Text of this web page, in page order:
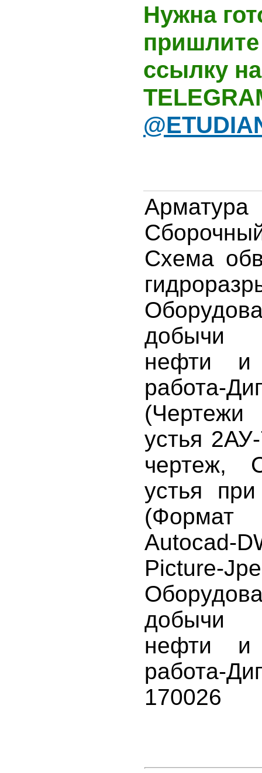
Нужна
ссылку
Схема
добычи
нефти и
работа-
устья
чертеж,
устья
(Формат
Autocad-
Picture-
добычи
нефти и
работа-
170026